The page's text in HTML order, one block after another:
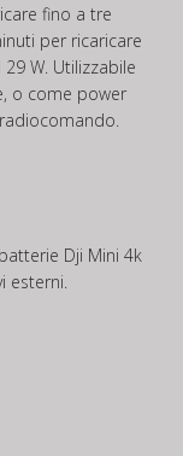
fino a tre
per ricaricare
W. Utilizzabile
o come power
Dji Mini 4k
esterni.